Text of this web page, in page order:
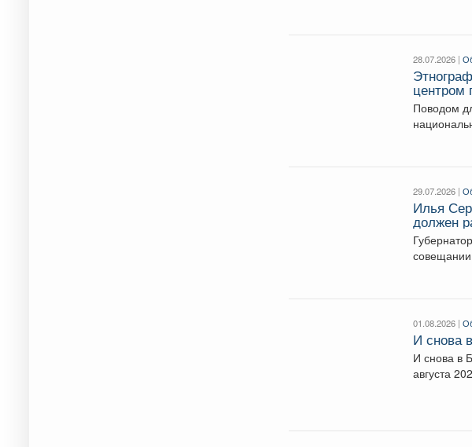
28.07.2026 |
центром
Поводом
29.07.2026 |
Илья
должен
01.08.2026 |
И снова
И снова в
августа